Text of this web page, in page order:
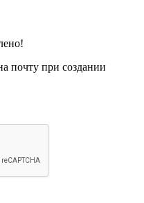
почту при создании